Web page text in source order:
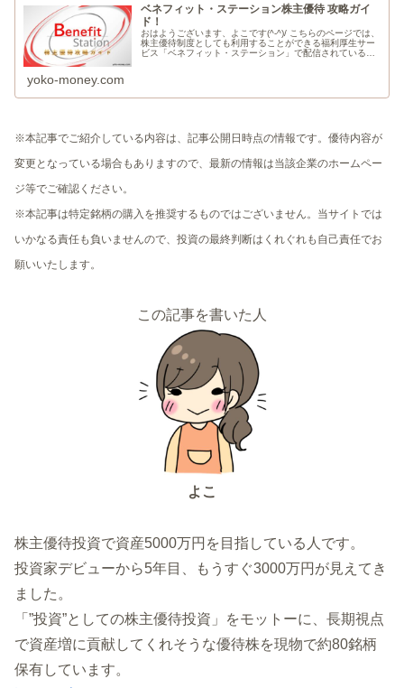
ベネフィット・ステーション株主優待 攻略ガイ
ド！
おはようございます、よこです(^-^)/ こちらのページでは、
株主優待制度としても利用することができる福利厚生サー
ビス「ベネフィット・ステーション」で配信されているク
yoko-money.com
※本記事でご紹介している内容は、記事公開日時点の情報です。優待内容が
変更となっている場合もありますので、最新の情報は当該企業のホームペー
ジ等でご確認ください。
※本記事は特定銘柄の購入を推奨するものではございません。当サイトでは
いかなる責任も負いませんので、投資の最終判断はくれぐれも自己責任でお
願いいたします。
この記事を書いた人
よこ
株主優待投資で資産5000万円を目指している人です。
投資家デビューから5年目、もうすぐ3000万円が見えてき
ました。
「”投資”としての株主優待投資」をモットーに、長期視点
で資産増に貢献してくれそうな優待株を現物で約80銘柄
保有しています。